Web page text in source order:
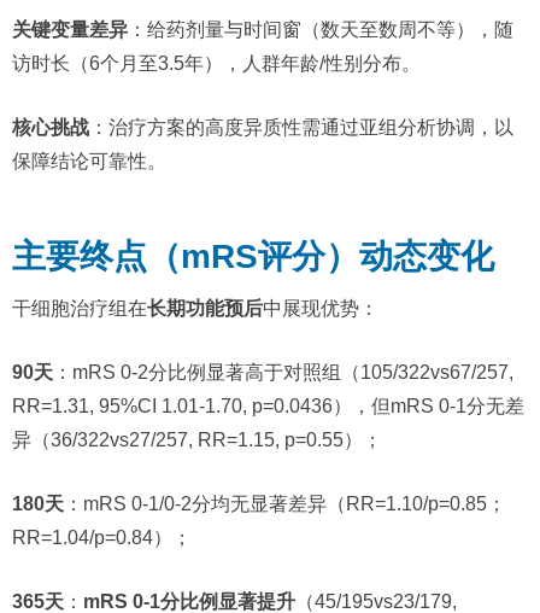
关键变量差异 ：给药剂量与时间窗（数天至数周不等），随
访时长（6个月至3.5年），人群年龄/性别分布。
核心挑战 ：治疗方案的高度异质性需通过亚组分析协调，以
保障结论可靠性。
主要终点（mRS评分）动态变化
干细胞治疗组在长期功能预后中展现优势：
90天 ：mRS 0-2分比例显著高于对照组（105/322vs67/257,
RR=1.31, 95%CI 1.01-1.70, p=0.0436），但mRS 0-1分无差
异（36/322vs27/257, RR=1.15, p=0.55）；
180天 ：mRS 0-1/0-2分均无显著差异（RR=1.10/p=0.85；
RR=1.04/p=0.84）；
365天 ： mRS 0-1分比例显著提升 （45/195vs23/179,